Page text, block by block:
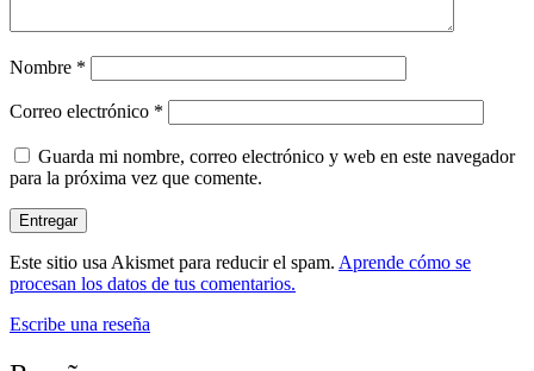
Nombre *
Correo electrónico *
Guarda mi nombre, correo electrónico y web en este navegador
para la próxima vez que comente.
Este sitio usa Akismet para reducir el spam. Aprende cómo se
procesan los datos de tus comentarios.
Escribe una reseña